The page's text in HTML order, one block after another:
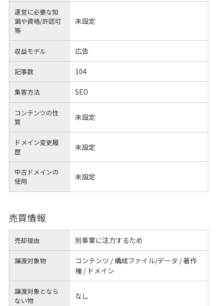
運営に必要な知
識や資格/許認可
等
未設定
収益モデル 広告
記事数 104
集客方法 SEO
コンテンツの性
質
未設定
ドメイン変更履
歴
未設定
中古ドメインの
使用
未設定
売買情報
売却理由 別事業に注力するため
譲渡対象物
コンテンツ / 構成ファイル/データ / 著作
権 / ドメイン
譲渡対象となら
ない物
なし